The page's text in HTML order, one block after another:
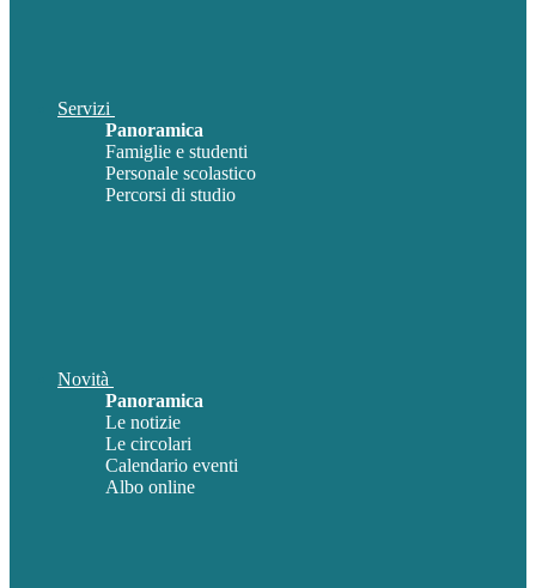
Servizi
Panoramica
Famiglie e studenti
Personale scolastico
Percorsi di studio
Novità
Panoramica
Le notizie
Le circolari
Calendario eventi
Albo online